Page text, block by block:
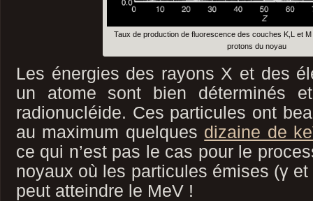
Taux de production de fluorescence des couches K,L et
protons du noyau
Les énergies des rayons X et des
un atome sont bien déterminés
radionucléide. Ces particules ont
au maximum quelques dizaine de
ce qui n’est pas le cas pour le
noyaux où les particules émises (γ
peut atteindre le MeV !